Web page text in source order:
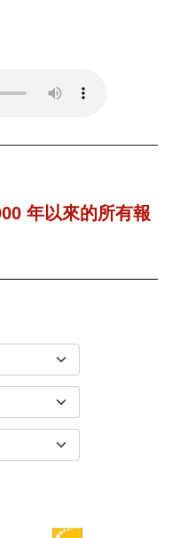
年以來的所有報